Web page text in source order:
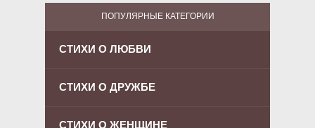
ПОПУЛЯРНЫЕ КАТЕГОРИИ
СТИХИ О ЛЮБВИ
СТИХИ О ДРУЖБЕ
СТИХИ О ЖЕНЩИНЕ